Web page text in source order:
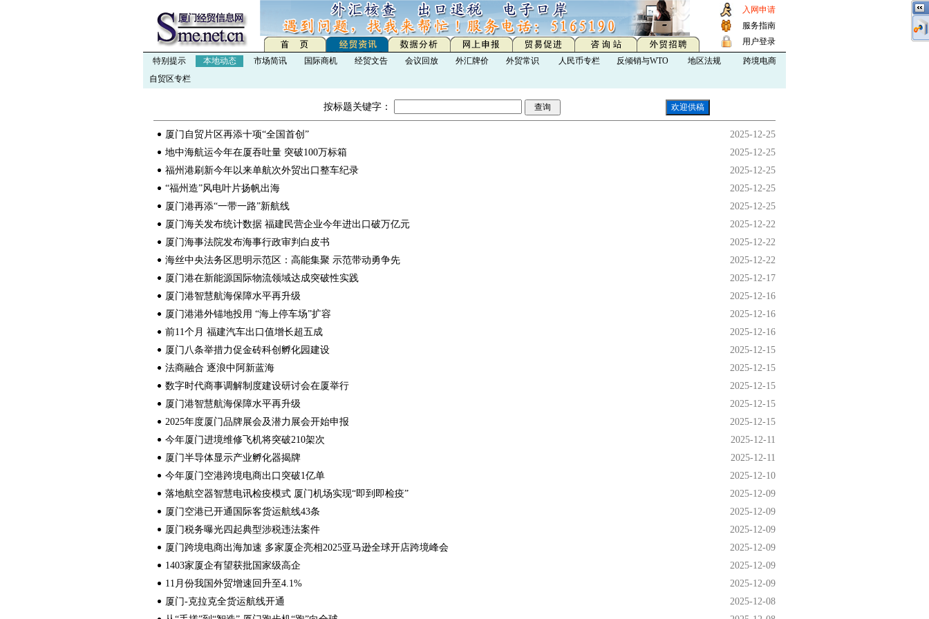
入网申请
服务指南
用户登录
特别提示
本地动态 市场简讯 国际商机 经贸文告 会议回放 外汇牌价 外贸常识 人民币专栏 反倾销与WTO 地区法规
跨境电商
自贸区专栏
按标题关键字：
厦门自贸片区再添十项“全国首创”
2025-12-25
地中海航运今年在厦吞吐量 突破100万标箱
2025-12-25
福州港刷新今年以来单航次外贸出口整车纪录
2025-12-25
“福州造”风电叶片扬帆出海
2025-12-25
厦门港再添“一带一路”新航线
2025-12-25
厦门海关发布统计数据 福建民营企业今年进出口破万亿元
2025-12-22
厦门海事法院发布海事行政审判白皮书
2025-12-22
海丝中央法务区思明示范区：高能集聚 示范带动勇争先
2025-12-22
厦门港在新能源国际物流领域达成突破性实践
2025-12-17
厦门港智慧航海保障水平再升级
2025-12-16
厦门港港外锚地投用 “海上停车场”扩容
2025-12-16
前11个月 福建汽车出口值增长超五成
2025-12-16
厦门八条举措力促金砖科创孵化园建设
2025-12-15
法商融合 逐浪中阿新蓝海
2025-12-15
数字时代商事调解制度建设研讨会在厦举行
2025-12-15
厦门港智慧航海保障水平再升级
2025-12-15
2025年度厦门品牌展会及潜力展会开始申报
2025-12-15
今年厦门进境维修飞机将突破210架次
2025-12-11
厦门半导体显示产业孵化器揭牌
2025-12-11
今年厦门空港跨境电商出口突破1亿单
2025-12-10
落地航空器智慧电讯检疫模式 厦门机场实现“即到即检疫”
2025-12-09
厦门空港已开通国际客货运航线43条
2025-12-09
厦门税务曝光四起典型涉税违法案件
2025-12-09
厦门跨境电商出海加速 多家厦企亮相2025亚马逊全球开店跨境峰会
2025-12-09
1403家厦企有望获批国家级高企
2025-12-09
11月份我国外贸增速回升至4.1%
2025-12-09
厦门-克拉克全货运航线开通
2025-12-08